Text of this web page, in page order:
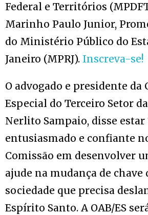
Federal e Territórios
Marinho Paulo Junior,
do Ministério Público do
Janeiro (MPRJ). Inscreva-se!
O advogado e presidente da
Especial do Terceiro Setor da
Nerlito Sampaio, disse estar
entusiasmado e confiante
Comissão em desenvolver
ajude na mudança de chave
sociedade que precisa
Espírito Santo. A OAB/ES